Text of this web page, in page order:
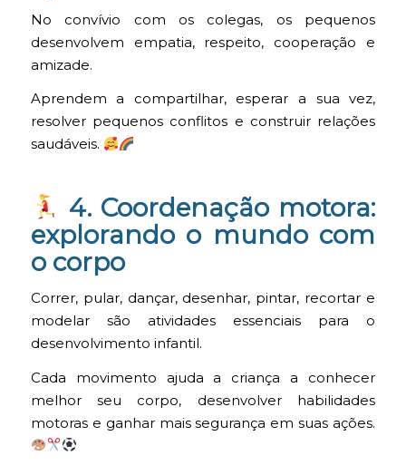
No convívio com os colegas, os pequenos
desenvolvem empatia, respeito, cooperação e
amizade.
Aprendem a compartilhar, esperar a sua vez,
resolver pequenos conflitos e construir relações
saudáveis.
4. Coordenação motora:
explorando o mundo com
o corpo
Correr, pular, dançar, desenhar, pintar, recortar e
modelar são atividades essenciais para o
desenvolvimento infantil.
Cada movimento ajuda a criança a conhecer
melhor seu corpo, desenvolver habilidades
motoras e ganhar mais segurança em suas ações.